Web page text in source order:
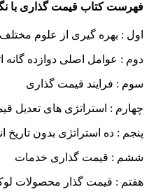
فهرست کتاب قیمت گذاری با
اول : بهره گیری از علوم
دوم : عوامل اصلی دوازده گانه
سوم : فرایند قیمت گذاری
چهارم : استراتژی های تعدیل
پنجم : ده استراتژی بدون
ششم : قیمت گذاری خدمات
هفتم : قیمت گذار محصولات